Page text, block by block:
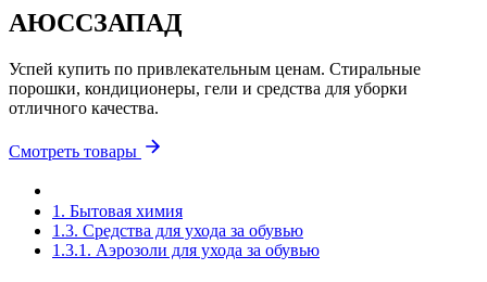
АЮССЗАПАД
Успей купить по привлекательным ценам. Стиральные
порошки, кондиционеры, гели и средства для уборки
отличного качества.
Смотреть товары
1. Бытовая химия
1.3. Средства для ухода за обувью
1.3.1. Аэрозоли для ухода за обувью